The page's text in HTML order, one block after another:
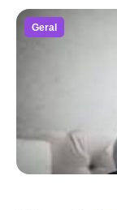
Geral